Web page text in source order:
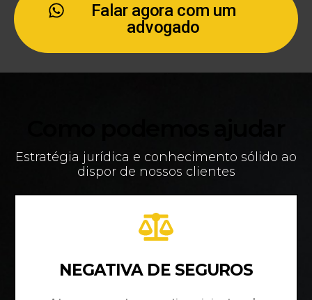
Falar agora com um
advogado
Estratégia jurídica e conhecimento sólido ao
dispor de nossos clientes
NEGATIVA DE SEGUROS